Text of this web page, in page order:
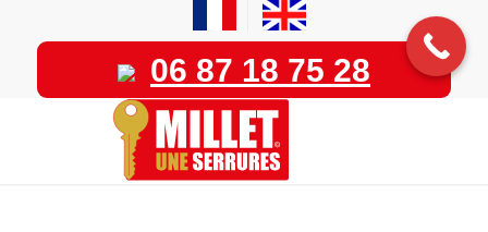
06 87 18 75 28